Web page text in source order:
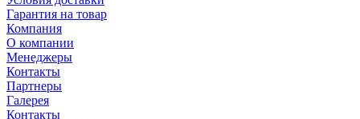
Гарантия на товар
Компания
О компании
Менеджеры
Контакты
Партнеры
Галерея
Контакты